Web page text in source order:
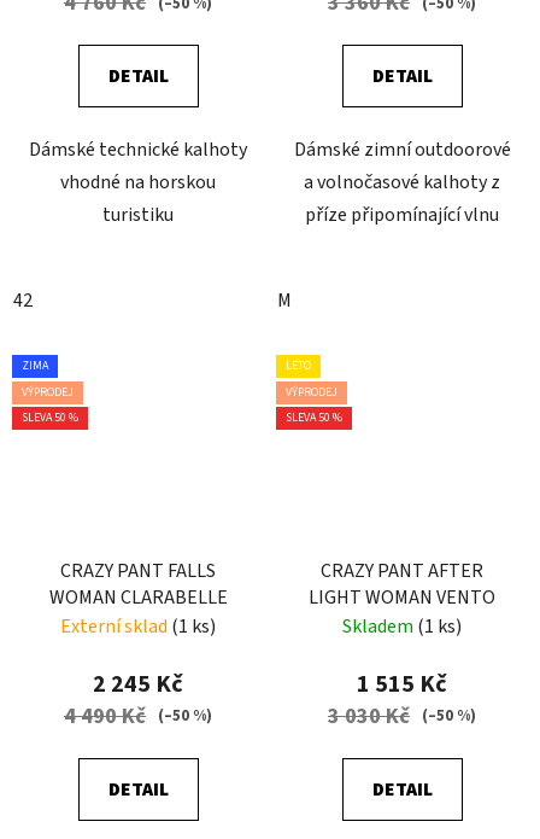
DETAIL
Dámské technické kalhoty
vhodné na horskou
turistiku
42
DETAIL
Dámské zimní outdoorové
a volnočasové kalhoty z
příze připomínající vlnu
M
ZIMA
VÝPRODEJ
SLEVA 50 %
CRAZY PANT FALLS
WOMAN CLARABELLE
Externí sklad (1 ks)
2 245 Kč
4 490 Kč (–50 %)
DETAIL
LÉTO
VÝPRODEJ
SLEVA 50 %
CRAZY PANT AFTER
LIGHT WOMAN VENTO
Skladem (1 ks)
1 515 Kč
3 030 Kč (–50 %)
DETAIL